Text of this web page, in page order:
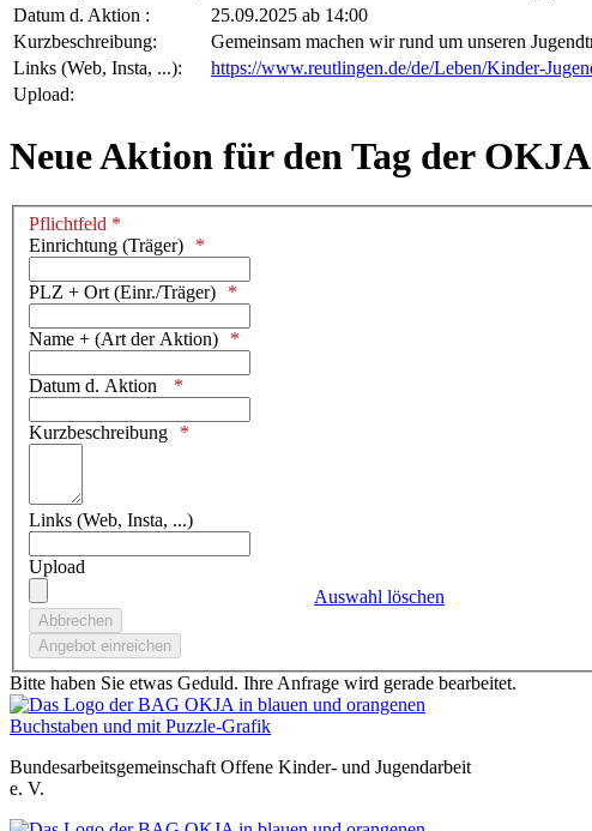
Datum d. Aktion :
25.09.2025 ab 14:00
Kurzbeschreibung:
Gemeinsam machen wir rund um unseren
Links (Web, Insta, ...):
https://www.reutlingen.de/de/Leben/Kinder-
Upload:
Neue Aktion für den Tag der
Pflichtfeld *
Einrichtung (Träger)
PLZ + Ort (Einr./Träger)
Name + (Art der Aktion)
Datum d. Aktion
Kurzbeschreibung
Links (Web, Insta, ...)
Upload
Auswahl löschen
Bitte haben Sie etwas Geduld. Ihre Anfrage wird gerade bearbeitet.
Bundesarbeitsgemeinschaft Offene Kinder- und Jugendarbeit
e. V.